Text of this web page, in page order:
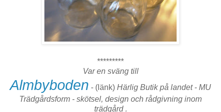
*********
Var en sväng till
Almbyboden - (länk) Härlig Butik på landet - MU
Trädgårdsform - skötsel, design och rådgivning inom
trädgård .